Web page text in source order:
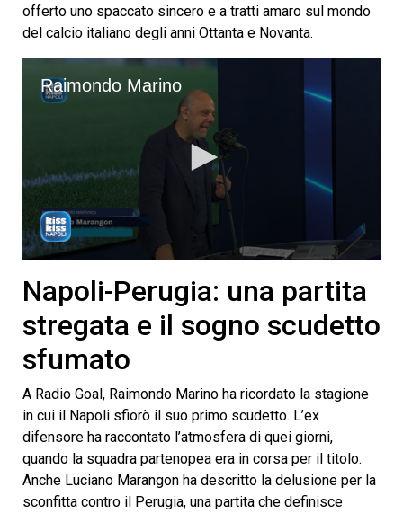
offerto uno spaccato sincero e a tratti amaro sul mondo
del calcio italiano degli anni Ottanta e Novanta.
Raimondo Marino
seconds
of
minutes,
35
seconds
Napoli-Perugia: una partita
stregata e il sogno scudetto
sfumato
A Radio Goal, Raimondo Marino ha ricordato la stagione
in cui il Napoli sfiorò il suo primo scudetto. L’ex
difensore ha raccontato l’atmosfera di quei giorni,
quando la squadra partenopea era in corsa per il titolo.
Anche Luciano Marangon ha descritto la delusione per la
sconfitta contro il Perugia, una partita che definisce